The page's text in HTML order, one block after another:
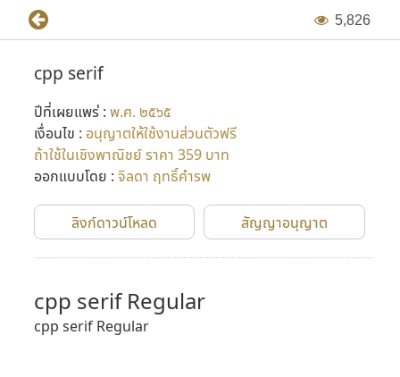
5,826
cpp serif
ปีที่เผยแพร่ : พ.ศ. ๒๕๖๕
เงื่อนไข : อนุญาตให้ใช้งานส่วนตัวฟรี
ถ้าใช้ในเชิงพาณิชย์ ราคา 359 บาท
ออกแบบโดย : จิลดา ฤทธิ์คำรพ
ลิงก์ดาวน์โหลด สัญญาอนุญาต
cpp serif Regular
cpp serif Regular